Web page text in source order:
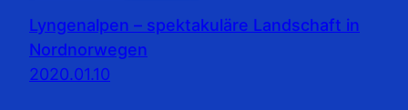
Lyngenalpen – spektakuläre Landschaft in
Nordnorwegen
2020.01.10